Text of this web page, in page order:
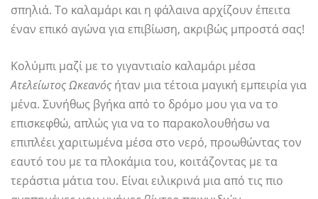
σπηλιά. Το καλαμάρι και η φάλαινα αρχίζουν έπειτα
έναν επικό αγώνα για επιβίωση, ακριβώς μπροστά σας!
Κολύμπι μαζί με το γιγαντιαίο καλαμάρι μέσα
Ατελείωτος Ωκεανός ήταν μια τέτοια μαγική εμπειρία για
μένα. Συνήθως βγήκα από το δρόμο μου για να το
επισκεφθώ, απλώς για να το παρακολουθήσω να
επιπλέει χαριτωμένα μέσα στο νερό, προωθώντας τον
εαυτό του με τα πλοκάμια του, κοιτάζοντας με τα
τεράστια μάτια του. Είναι ειλικρινά μια από τις πιο